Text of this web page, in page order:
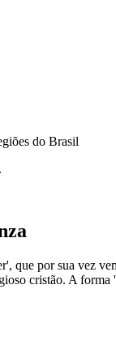
do Brasil
que por sua vez
cristão. A